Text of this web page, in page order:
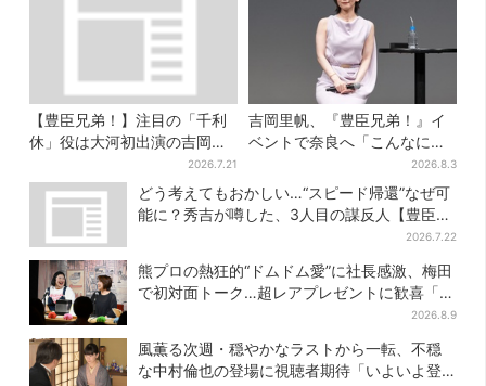
【豊臣兄弟！】注目の「千利
休」役は大河初出演の吉岡秀
2026.7.21
吉岡里帆、『豊臣兄弟！』イ
ベントで奈良へ「こんなに楽
しんでもらえてうれしい」2026.8.3
どう考えてもおかしい…“スピード帰還”なぜ可
能に？秀吉が噂した、3人目の謀反人【豊臣兄
2026.7.22
熊プロの熱狂的“ドムドム愛”に社長感激、梅田
で初対面トーク…超レアプレゼントに歓喜「一
2026.8.9
風薫る次週・穏やかなラストから一転、不穏
な中村倫也の登場に視聴者期待「いよいよ登